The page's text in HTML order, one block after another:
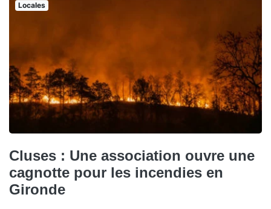
Locales
Cluses : Une association ouvre une
cagnotte pour les incendies en
Gironde